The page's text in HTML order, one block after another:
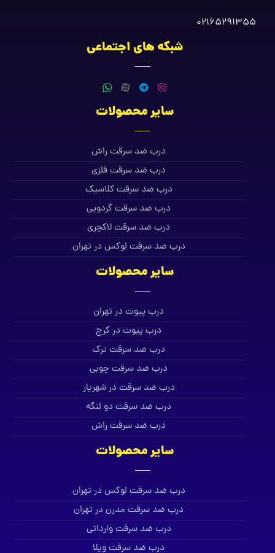
02165291355
شبکه های اجتماعی
سایر محصولات
درب ضد سرقت راش
درب ضد سرقت فلزی
درب ضد سرقت کلاسیک
درب ضد سرقت گردویی
درب ضد سرقت لاکچری
درب ضد سرقت لوکس در تهران
سایر محصولات
درب پیوت در تهران
درب پیوت در کرج
درب ضد سرقت ترک
درب ضد سرقت چوبی
درب ضد سرقت در شهریار
درب ضد سرقت دو لنگه
درب ضد سرقت راش
سایر محصولات
درب ضد سرقت لوکس در تهران
درب ضد سرقت مدرن در تهران
درب ضد سرقت وارداتی
درب ضد سرقت ویلا